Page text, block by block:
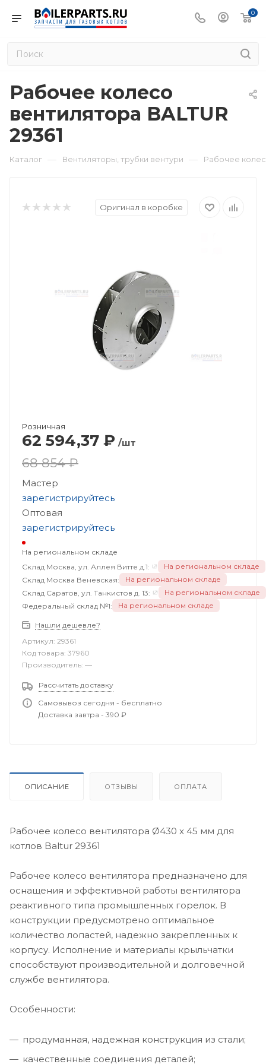
0
Рабочее колесо
вентилятора BALTUR
29361
Каталог — Вентиляторы, трубки вентури — Рабочее
Оригинал в коробке
Розничная
62 594,37 ₽ /шт
68 854 ₽
Мастер
зарегистрируйтесь
Оптовая
зарегистрируйтесь
На региональном складе
Склад Москва, ул. Аллея Витте д.1:
На региональном складе
Склад Москва Веневская:
На региональном складе
Склад Саратов, ул. Танкистов д. 13:
На региональном складе
Федеральный склад №1:
На региональном складе
Нашли дешевле?
Артикул: 29361
Код товара: 37960
Производитель: —
Рассчитать доставку
Самовывоз сегодня - бесплатно
Доставка завтра - 390 ₽
ОПИСАНИЕ ОТЗЫВЫ ОПЛАТА
Рабочее колесо вентилятора Ø430 x 45 мм для
котлов Baltur 29361
Рабочее колесо вентилятора предназначено для
оснащения и эффективной работы вентилятора
реактивного типа промышленных горелок. В
конструкции предусмотрено оптимальное
количество лопастей, надежно закрепленных к
корпусу. Исполнение и материалы крыльчатки
способствуют производительной и долговечной
службе вентилятора.
Особенности:
продуманная, надежная конструкция из стали;
качественные соединения деталей;